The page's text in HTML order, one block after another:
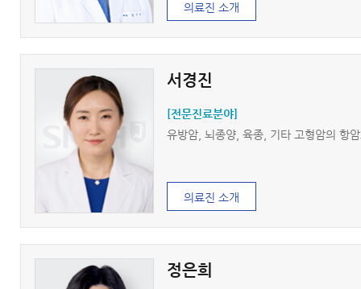
의료진 소개
서경진
[전문진료분야]
유방암, 뇌종양, 육종, 기타 고형암의 항
의료진 소개
정은희